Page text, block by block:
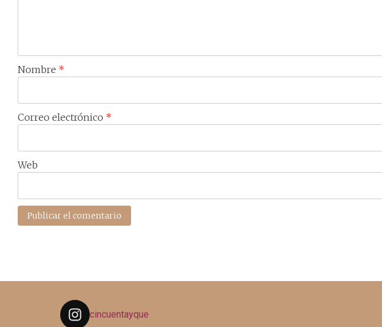
Nombre *
Correo electrónico *
Web
cincuentayque